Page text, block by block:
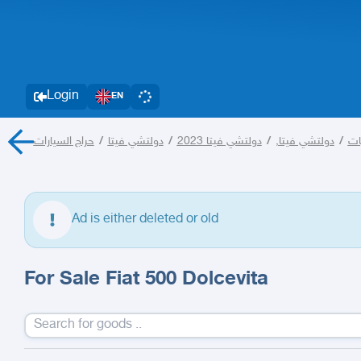
Login EN
/ دولتشي فيتا, / دولتشي فيتا 2023 / دولتشي فيتا / حراج السيارات
Ad is either deleted or old
For Sale Fiat 500 Dolcevita